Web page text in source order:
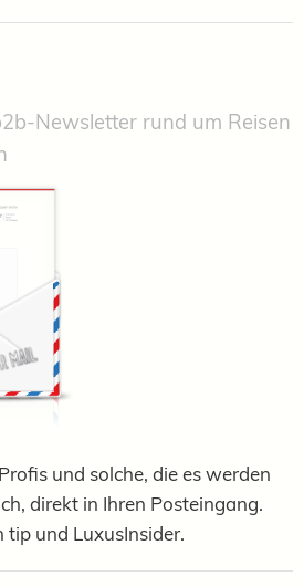
Newsletter rund um Reisen
und solche, die es werden
direkt in Ihren Posteingang.
tip und LuxusInsider.